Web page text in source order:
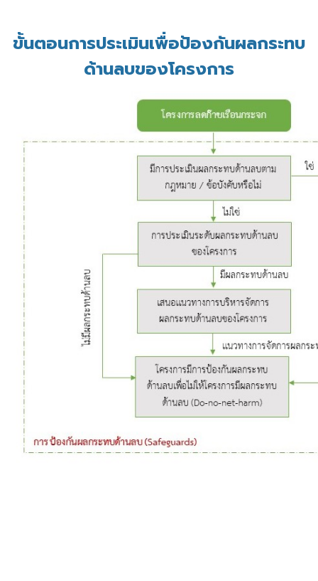
ขั้นตอนการประเมินเพื่อป้องกันผลกระทบ
ด้านลบของโครงการ